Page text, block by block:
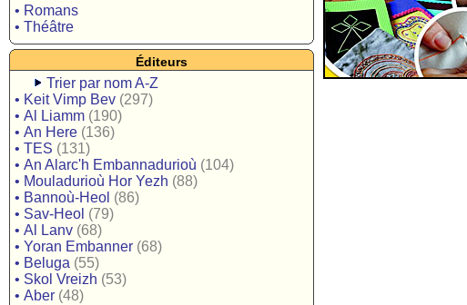
• Romans
• Théâtre
Éditeurs
Trier par nom A-Z
• Keit Vimp Bev (297)
• Al Liamm (190)
• An Here (136)
• TES (131)
• An Alarc'h Embannadurioù (104)
• Mouladurioù Hor Yezh (88)
• Bannoù-Heol (86)
• Sav-Heol (79)
• Al Lanv (68)
• Yoran Embanner (68)
• Beluga (55)
• Skol Vreizh (53)
• Aber (48)